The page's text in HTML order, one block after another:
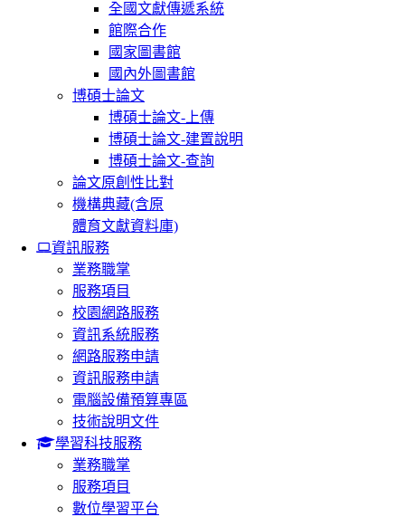
全國文獻傳遞系統
館際合作
國家圖書館
國內外圖書館
博碩士論文
博碩士論文-上傳
博碩士論文-建置說明
博碩士論文-查詢
論文原創性比對
機構典藏(含原
體育文獻資料庫)
資訊服務
業務職掌
服務項目
校園網路服務
資訊系統服務
網路服務申請
資訊服務申請
電腦設備預算專區
技術說明文件
學習科技服務
業務職掌
服務項目
數位學習平台